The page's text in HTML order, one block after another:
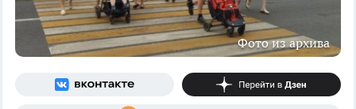
Фото из архива